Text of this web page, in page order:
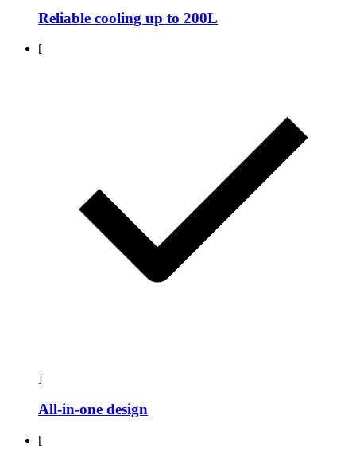
Reliable cooling up to 200L
[
]
All-in-one design
[